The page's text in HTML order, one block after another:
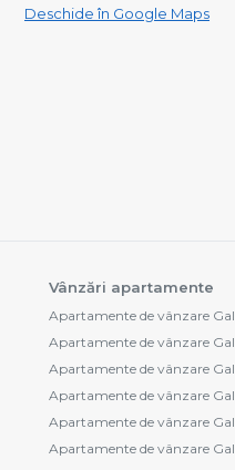
Deschide în Google Maps
Vânzări apartamente
Apartamente de vânzare
Apartamente de vânzare
Apartamente de vânzare
Apartamente de vânzare
Apartamente de vânzare
Apartamente de vânzare